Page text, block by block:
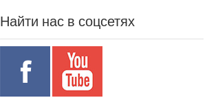
Найти нас в соцсетях